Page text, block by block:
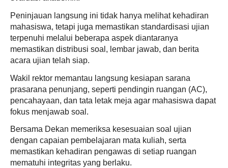
Peninjauan langsung ini tidak hanya melihat kehadiran
mahasiswa, tetapi juga memastikan standardisasi ujian
terpenuhi melalui beberapa aspek diantaranya
memastikan distribusi soal, lembar jawab, dan berita
acara ujian telah siap.
Wakil rektor memantau langsung kesiapan sarana
prasarana penunjang, seperti pendingin ruangan (AC),
pencahayaan, dan tata letak meja agar mahasiswa dapat
fokus menjawab soal.
Bersama Dekan memeriksa kesesuaian soal ujian
dengan capaian pembelajaran mata kuliah, serta
memastikan kehadiran pengawas di setiap ruangan
mematuhi integritas yang berlaku.